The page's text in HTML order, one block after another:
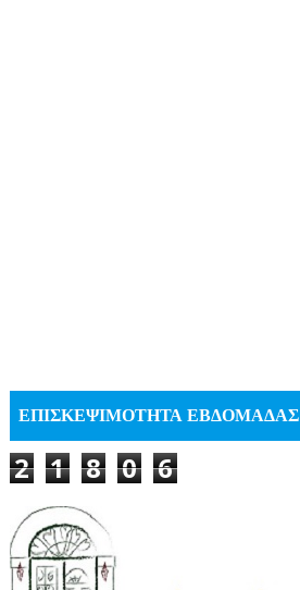
ΕΠΙΣΚΕΨΙΜΟΤΗΤΑ ΕΒΔΟΜΑΔΑΣ
2 1 8 0 6